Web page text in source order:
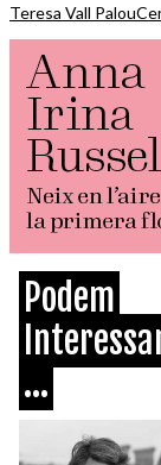
Teresa Vall Palou
Podem
...